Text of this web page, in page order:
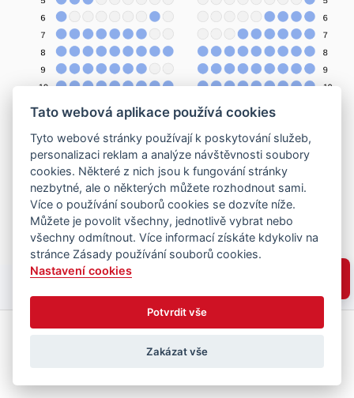
Vyberte místa
Tato webová aplikace používá cookies
Tyto webové stránky používají k poskytování služeb,
personalizaci reklam a analýze návštěvnosti soubory
cookies. Některé z nich jsou k fungování stránky
nezbytné, ale o některých můžete rozhodnout sami.
Více o používání souborů cookies se dozvíte níže.
Můžete je povolit všechny, jednotlivě vybrat nebo
všechny odmítnout. Více informací získáte kdykoliv na
stránce Zásady používání souborů cookies.
Nastavení cookies
Potvrdit vše
Zakázat vše